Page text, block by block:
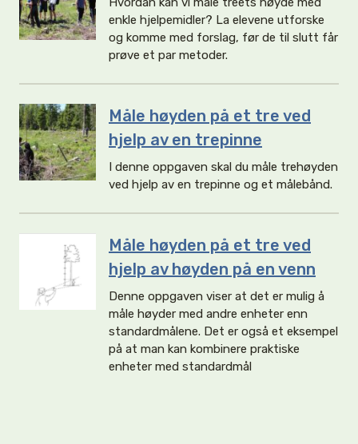
enkle hjelpemidler? La elevene utforske
og komme med forslag, før de til slutt får
prøve et par metoder.
Måle høyden på et tre ved
hjelp av en trepinne
I denne oppgaven skal du måle trehøyden
ved hjelp av en trepinne og et målebånd.
Måle høyden på et tre ved
hjelp av høyden på en venn
Denne oppgaven viser at det er mulig å
måle høyder med andre enheter enn
standardmålene. Det er også et eksempel
på at man kan kombinere praktiske
enheter med standardmål